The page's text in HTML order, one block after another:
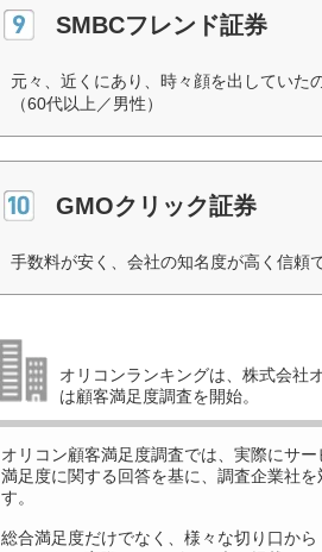
SMBCフレンド証券
元々、近くにあり、時々顔を出していた
（60代以上／男性）
GMOクリック証券
手数料が安く、会社の知名度が高く信頼
オリコンランキングは、株式会社
は顧客満足度調査を開始。
オリコン顧客満足度調査では、実際にサー
満足度に関する回答を基に、調査企業社を
す。
総合満足度だけでなく、様々な切り口から